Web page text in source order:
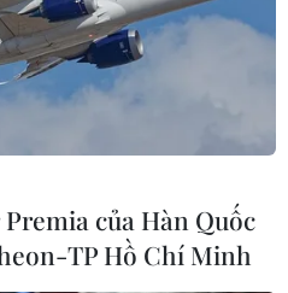
của Hàn Quốc
TP Hồ Chí Minh